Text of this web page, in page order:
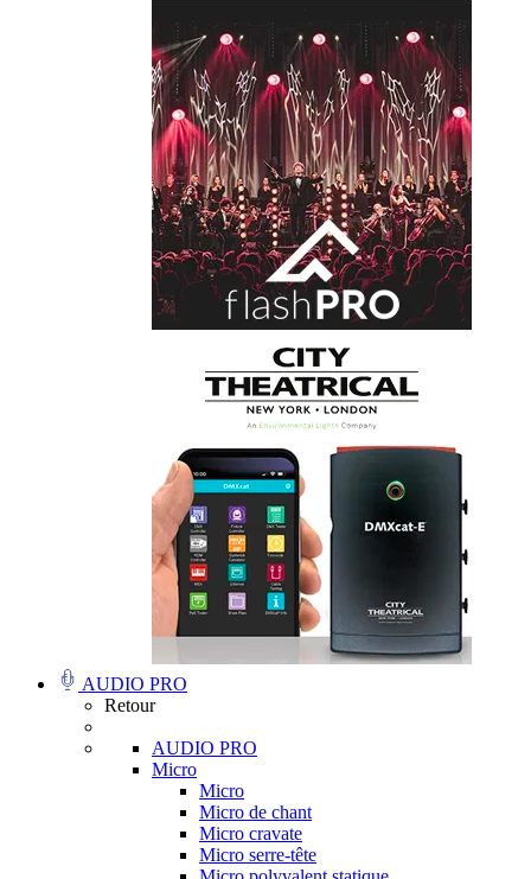
AUDIO PRO
Retour
AUDIO PRO
Micro
Micro
Micro de chant
Micro cravate
Micro serre-tête